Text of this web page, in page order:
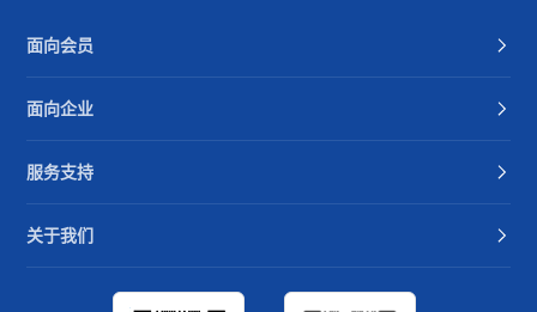
面向会员
面向企业
服务支持
关于我们